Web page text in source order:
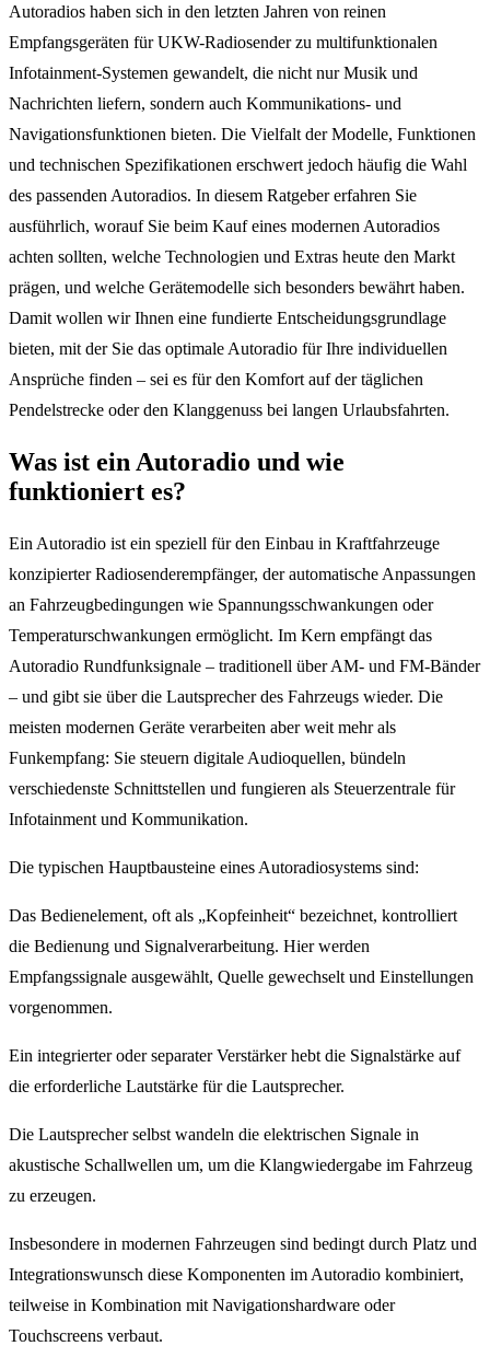
Autoradios haben sich in den letzten Jahren von reinen
Empfangsgeräten für UKW-Radiosender zu multifunktionalen
Infotainment-Systemen gewandelt, die nicht nur Musik und
Nachrichten liefern, sondern auch Kommunikations- und
Navigationsfunktionen bieten. Die Vielfalt der Modelle, Funktionen
und technischen Spezifikationen erschwert jedoch häufig die Wahl
des passenden Autoradios. In diesem Ratgeber erfahren Sie
ausführlich, worauf Sie beim Kauf eines modernen Autoradios
achten sollten, welche Technologien und Extras heute den Markt
prägen, und welche Gerätemodelle sich besonders bewährt haben.
Damit wollen wir Ihnen eine fundierte Entscheidungsgrundlage
bieten, mit der Sie das optimale Autoradio für Ihre individuellen
Ansprüche finden – sei es für den Komfort auf der täglichen
Pendelstrecke oder den Klanggenuss bei langen Urlaubsfahrten.
Was ist ein Autoradio und wie
funktioniert es?
Ein Autoradio ist ein speziell für den Einbau in Kraftfahrzeuge
konzipierter Radiosenderempfänger, der automatische Anpassungen
an Fahrzeugbedingungen wie Spannungsschwankungen oder
Temperaturschwankungen ermöglicht. Im Kern empfängt das
Autoradio Rundfunksignale – traditionell über AM- und FM-Bänder
– und gibt sie über die Lautsprecher des Fahrzeugs wieder. Die
meisten modernen Geräte verarbeiten aber weit mehr als
Funkempfang: Sie steuern digitale Audioquellen, bündeln
verschiedenste Schnittstellen und fungieren als Steuerzentrale für
Infotainment und Kommunikation.
Die typischen Hauptbausteine eines Autoradiosystems sind:
Das Bedienelement, oft als „Kopfeinheit“ bezeichnet, kontrolliert
die Bedienung und Signalverarbeitung. Hier werden
Empfangssignale ausgewählt, Quelle gewechselt und Einstellungen
vorgenommen.
Ein integrierter oder separater Verstärker hebt die Signalstärke auf
die erforderliche Lautstärke für die Lautsprecher.
Die Lautsprecher selbst wandeln die elektrischen Signale in
akustische Schallwellen um, um die Klangwiedergabe im Fahrzeug
zu erzeugen.
Insbesondere in modernen Fahrzeugen sind bedingt durch Platz und
Integrationswunsch diese Komponenten im Autoradio kombiniert,
teilweise in Kombination mit Navigationshardware oder
Touchscreens verbaut.